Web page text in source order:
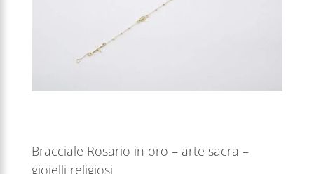
Bracciale Rosario in oro – arte sacra –
gioielli religiosi